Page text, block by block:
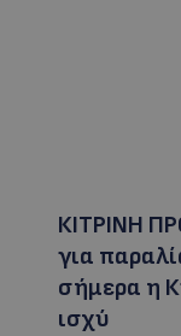
ΚΙΤΡΙΝΗ
για
σήμερα η
ισχύ